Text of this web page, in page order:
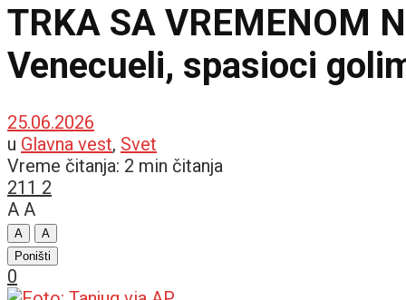
TRKA SA VREMENOM
Venecueli, spasioci
25.06.2026
u Glavna vest, Svet
Vreme čitanja: 2 min čitanja
211 2
A A
A
A
Poništi
0